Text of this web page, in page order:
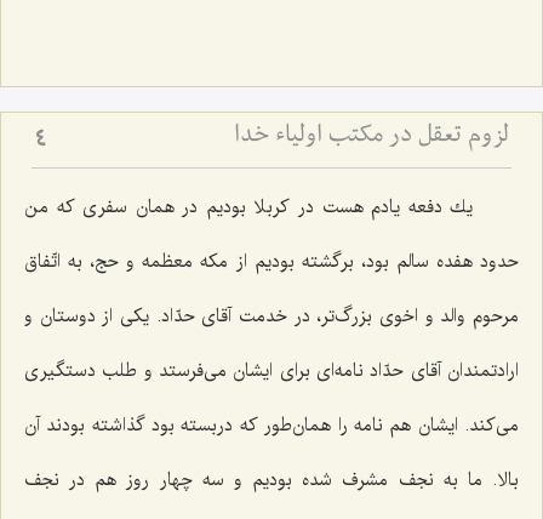
لزوم تعقل در مکتب اولیاء خدا 4
یك دفعه یادم هست در كربلا بودیم در همان سفری كه من
حدود هفده سالم بود، برگشته بودیم از مكه معظمه و حج، به اتّفاق
مرحوم والد و اخوی بزرگ‌تر، در خدمت آقای حدّاد. یكی از دوستان و
ارادتمندان آقای حدّاد نامه‌ای برای ایشان می‌فرستد و طلب دستگیری
می‌كند. ایشان هم نامه را همان‌طور كه دربسته بود گذاشته بودند آن
بالا. ما به نجف مشرف شده بودیم و سه چهار روز هم در نجف